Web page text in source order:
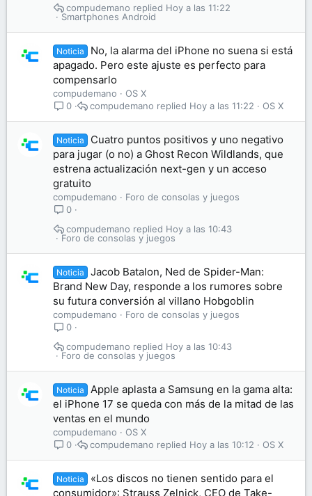
Smartphones Android
Hoy a las 11:22
compudemano
Noticia
No, la alarma del iPhone no suena si está
apagado. Pero este ajuste es perfecto para
compensarlo
compudemano
OS X
0
OS X
Hoy a las 11:22
compudemano
Noticia
Cuatro puntos positivos y uno negativo
para jugar (o no) a Ghost Recon Wildlands, que
estrena actualización next-gen y un acceso
gratuito
compudemano
Foro de consolas y juegos
0
Foro de consolas y juegos
Hoy a las 10:43
compudemano
Noticia
Jacob Batalon, Ned de Spider-Man:
Brand New Day, responde a los rumores sobre
su futura conversión al villano Hobgoblin
compudemano
Foro de consolas y juegos
0
Foro de consolas y juegos
Hoy a las 10:43
compudemano
Noticia
Apple aplasta a Samsung en la gama alta:
el iPhone 17 se queda con más de la mitad de las
ventas en el mundo
compudemano
OS X
0
OS X
Hoy a las 10:12
compudemano
Noticia
«Los discos no tienen sentido para el
consumidor»: Strauss Zelnick, CEO de Take-